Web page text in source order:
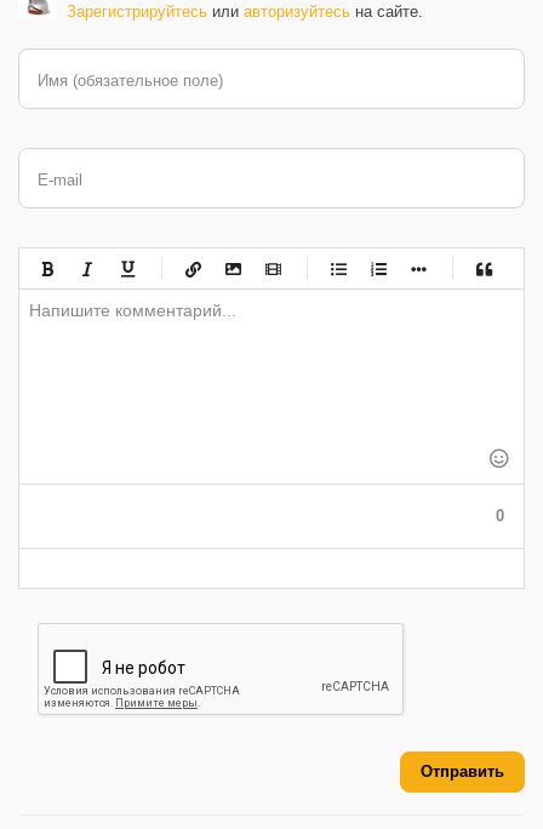
Зарегистрируйтесь или авторизуйтесь на сайте.
Имя (обязательное поле)
E-mail
-
-
-
0
Отправить